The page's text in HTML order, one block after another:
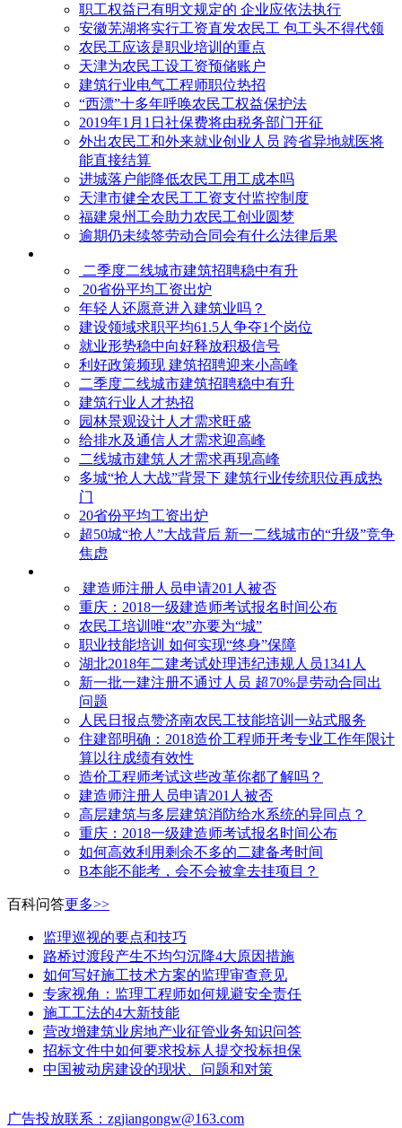
职工权益已有明文规定的 企业应依法执行
安徽芜湖将实行工资直发农民工 包工头不得代领
农民工应该是职业培训的重点
天津为农民工设工资预储账户
建筑行业电气工程师职位热招
“西漂”十多年呼唤农民工权益保护法
2019年1月1日社保费将由税务部门开征
外出农民工和外来就业创业人员 跨省异地就医将
能直接结算
进城落户能降低农民工用工成本吗
天津市健全农民工工资支付监控制度
福建泉州工会助力农民工创业圆梦
逾期仍未续签劳动合同会有什么法律后果
二季度二线城市建筑招聘稳中有升
20省份平均工资出炉
年轻人还愿意进入建筑业吗？
建设领域求职平均61.5人争夺1个岗位
就业形势稳中向好释放积极信号
利好政策频现 建筑招聘迎来小高峰
二季度二线城市建筑招聘稳中有升
建筑行业人才热招
园林景观设计人才需求旺盛
给排水及通信人才需求迎高峰
二线城市建筑人才需求再现高峰
多城“抢人大战”背景下 建筑行业传统职位再成热
门
20省份平均工资出炉
超50城“抢人”大战背后 新一二线城市的“升级”竞争
焦虑
建造师注册人员申请201人被否
​重庆：2018一级建造师考试报名时间公布
农民工培训唯“农”亦要为“城”
职业技能培训 如何实现“终身”保障
湖北2018年二建考试处理违纪违规人员1341人
新一批一建注册不通过人员 超70%是劳动合同出
问题
人民日报点赞济南农民工技能培训一站式服务
住建部明确：2018造价工程师开考专业工作年限计
算以往成绩有效性
造价工程师考试这些改革你都了解吗？
建造师注册人员申请201人被否
高层建筑与多层建筑消防给水系统的异同点？
​重庆：2018一级建造师考试报名时间公布
如何高效利用剩余不多的二建备考时间
B本能不能考，会不会被拿去挂项目？
百科问答更多>>
监理巡视的要点和技巧
路桥过渡段产生不均匀沉降4大原因措施
如何写好施工技术方案的监理审查意见
专家视角：监理工程师如何规避安全责任
施工工法的4大新技能
营改增建筑业房地产业征管业务知识问答
招标文件中如何要求投标人提交投标担保
中国被动房建设的现状、问题和对策
广告投放联系：zgjiangongw@163.com